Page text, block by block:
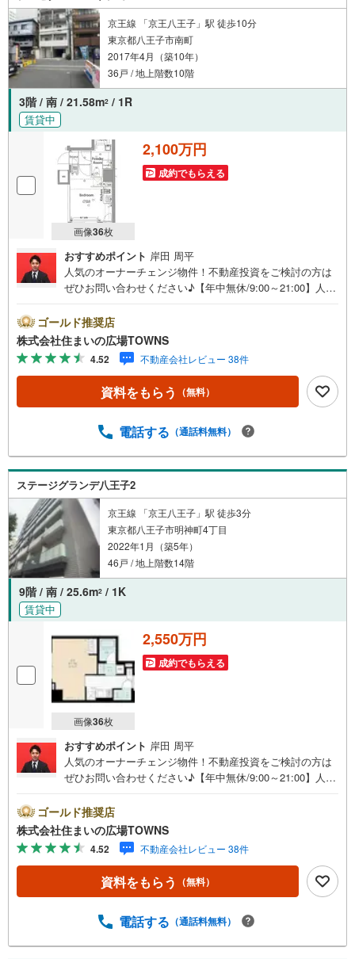
京王線 「京王八王子」駅 徒歩10分
東京都八王子市南町
2017年4月（築10年）
36戸 / 地上階数10階
3階 / 南 / 21.58m2 / 1R
賃貸中
画像36枚
2,100万円
成約でもらえる
おすすめポイント 岸田 周平
人気のオーナーチェンジ物件！不動産投資をご検討の方は
ぜひお問い合わせください♪【年中無休/9:00～21:00】人気
下さい。「室内・現地を見学する」ボタンよりご予約頂く
とご見学がスムーズです。■その他、各種ご相談も承ってお
ります。○住宅ローンのご相談○ライフプランのシミュレー
ション■住まいの広場TOWNSからお客様へ経験豊富なスタ
ッフが親身になってお客様に合った物件をご紹介させて頂
きます！ /他社様掲載物件も併せてご紹介可能ですのでお気
でのお越しも大歓迎です！
ゴールド推奨店
株式会社住まいの広場TOWNS
4.52 不動産会社レビュー 38件
資料をもらう （無料）
電話する （通話料無料）
ステージグランデ八王子2
京王線 「京王八王子」駅 徒歩3分
東京都八王子市明神町4丁目
2022年1月（築5年）
46戸 / 地上階数14階
9階 / 南 / 25.6m2 / 1K
賃貸中
画像36枚
2,550万円
成約でもらえる
おすすめポイント 岸田 周平
人気のオーナーチェンジ物件！不動産投資をご検討の方は
ぜひお問い合わせください♪【年中無休/9:00～21:00】人気
下さい。「室内・現地を見学する」ボタンよりご予約頂く
とご見学がスムーズです。■その他、各種ご相談も承ってお
ります。○住宅ローンのご相談○ライフプランのシミュレー
ション■住まいの広場TOWNSからお客様へ経験豊富なスタ
ッフが親身になってお客様に合った物件をご紹介させて頂
きます！ /他社様掲載物件も併せてご紹介可能ですのでお気
でのお越しも大歓迎です！
ゴールド推奨店
株式会社住まいの広場TOWNS
4.52 不動産会社レビュー 38件
資料をもらう （無料）
電話する （通話料無料）